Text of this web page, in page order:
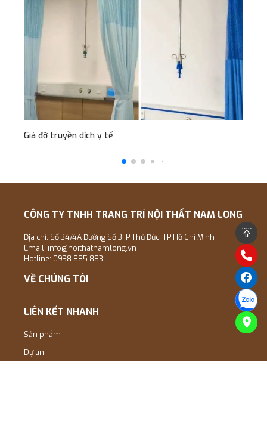
Giá đỡ truyền dịch y tế
CÔNG TY TNHH TRANG TRÍ NỘI THẤT NAM LONG
Địa chỉ: Số 34/4A Đường Số 3, P.Thủ Đức, TP.Hồ Chí Minh
Email: info@noithatnamlong.vn
Hotline: 0938 885 883
VỀ CHÚNG TÔI
LIÊN KẾT NHANH
Sản phẩm
Dự án